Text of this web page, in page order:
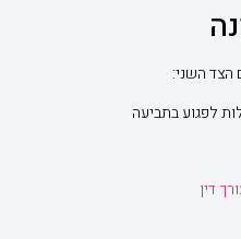
השני:
לפגוע בתביעה
דין